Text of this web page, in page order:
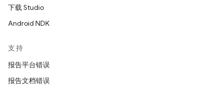
下载 Studio
Android NDK
支持
报告平台错误
报告文档错误